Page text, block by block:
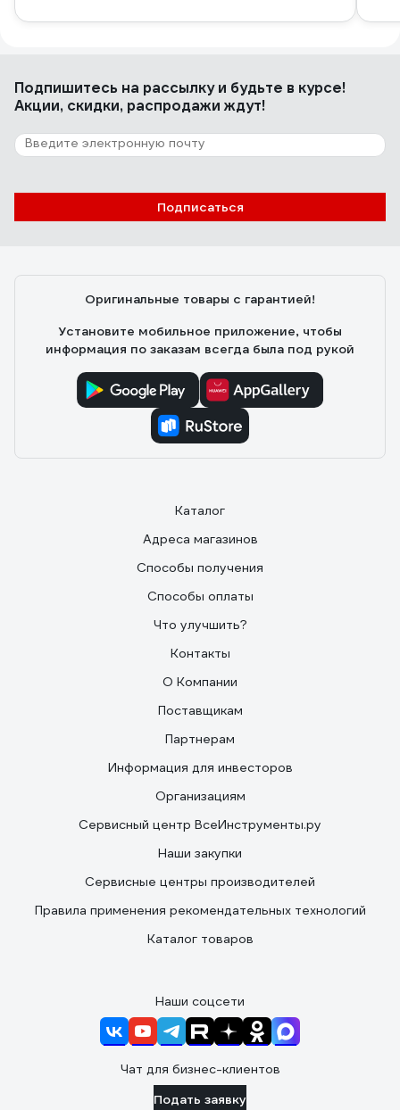
Подпишитесь на рассылкуи будьте в курсе!
Акции, скидки, распродажи ждут!
Подписаться
Оригинальные товары с гарантией!
Установите мобильное приложение, чтобы
информация по заказам всегда была под рукой
Каталог
Адреса магазинов
Способы получения
Способы оплаты
Что улучшить?
Контакты
О Компании
Поставщикам
Партнерам
Информация для инвесторов
Организациям
Сервисный центр ВсеИнструменты.ру
Наши закупки
Сервисные центры производителей
Правила применения рекомендательных технологий
Каталог товаров
Наши соцсети
Чат для бизнес-клиентов
Подать заявку